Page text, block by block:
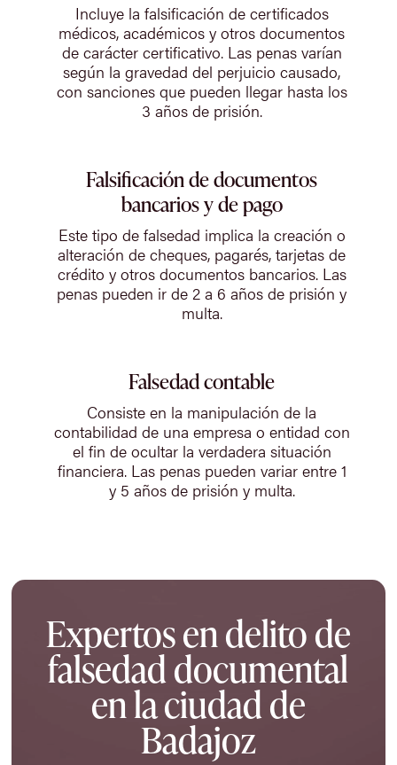
Incluye la falsificación de certificados
médicos, académicos y otros documentos
de carácter certificativo. Las penas varían
según la gravedad del perjuicio causado,
con sanciones que pueden llegar hasta los
3 años de prisión.
Falsificación de documentos
bancarios y de pago
Este tipo de falsedad implica la creación o
alteración de cheques, pagarés, tarjetas de
crédito y otros documentos bancarios. Las
penas pueden ir de 2 a 6 años de prisión y
multa.
Falsedad contable
Consiste en la manipulación de la
contabilidad de una empresa o entidad con
el fin de ocultar la verdadera situación
financiera. Las penas pueden variar entre 1
y 5 años de prisión y multa.
Expertos en delito de
falsedad documental
en la ciudad de
Badajoz